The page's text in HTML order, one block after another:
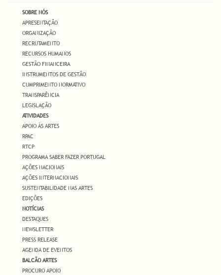
SOBRE NÓS
APRESENTAÇÃO
ORGANIZAÇÃO
RECRUTAMENTO
RECURSOS HUMANOS
GESTÃO FINANCEIRA
INSTRUMENTOS DE GESTÃO
CUMPRIMENTO NORMATIVO
TRANSPARÊNCIA
LEGISLAÇÃO
ATIVIDADES
APOIO ÀS ARTES
RPAC
RTCP
PROGRAMA SABER FAZER PORTUGAL
AÇÕES NACIONAIS
AÇÕES INTERNACIONAIS
SUSTENTABILIDADE NAS ARTES
EDIÇÕES
NOTÍCIAS
DESTAQUES
NEWSLETTER
PRESS RELEASE
AGENDA DE EVENTOS
BALCÃO ARTES
PROCURO APOIO